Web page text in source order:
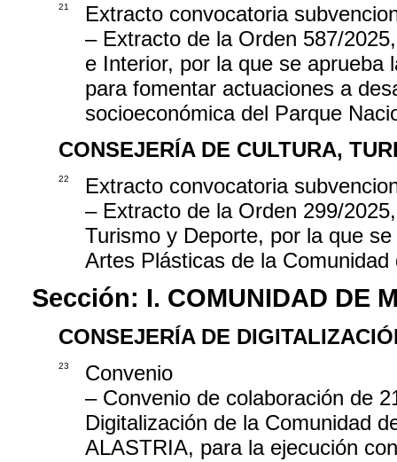
21
Extracto convocatoria
– Extracto de la Orden 587/
e Interior, por la que se aprueba
para fomentar actuaciones a
socioeconómica del Parque
CONSEJERÍA DE CULTURA,
22
Extracto convocatoria
– Extracto de la Orden 299/
Turismo y Deporte, por la que
Artes Plásticas de la Comunidad
Sección: I. COMUNIDAD DE
CONSEJERÍA DE
23
Convenio
– Convenio de colaboración de
Digitalización de la Comunidad
ALASTRIA, para la ejecución